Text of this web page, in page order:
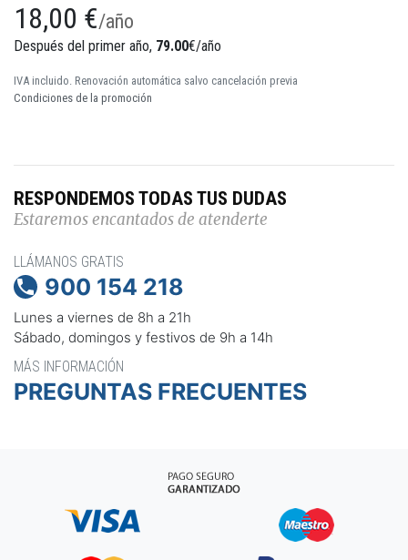
18,00 €/año
Después del primer año, 79.00€/año
IVA incluido. Renovación automática salvo cancelación previa
Condiciones de la promoción
RESPONDEMOS TODAS TUS DUDAS
Estaremos encantados de atenderte
LLÁMANOS GRATIS
 900 154 218
Lunes a viernes de 8h a 21h
Sábado, domingos y festivos de 9h a 14h
MÁS INFORMACIÓN
PREGUNTAS FRECUENTES